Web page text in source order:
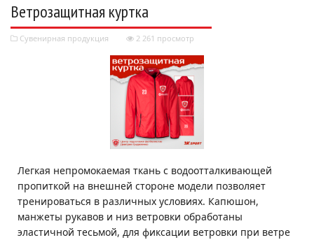
Ветрозащитная куртка
Сувенирная продукция 2 261 просмотр
Легкая непромокаемая ткань с водоотталкивающей
пропиткой на внешней стороне модели позволяет
тренироваться в различных условиях. Капюшон,
манжеты рукавов и низ ветровки обработаны
эластичной тесьмой, для фиксации ветровки при ветре